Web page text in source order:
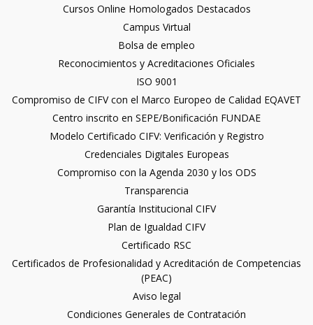
Cursos Online Homologados Destacados
Campus Virtual
Bolsa de empleo
Reconocimientos y Acreditaciones Oficiales
ISO 9001
Compromiso de CIFV con el Marco Europeo de Calidad EQAVET
Centro inscrito en SEPE/Bonificación FUNDAE
Modelo Certificado CIFV: Verificación y Registro
Credenciales Digitales Europeas
Compromiso con la Agenda 2030 y los ODS
Transparencia
Garantía Institucional CIFV
Plan de Igualdad CIFV
Certificado RSC
Certificados de Profesionalidad y Acreditación de Competencias
(PEAC)
Aviso legal
Condiciones Generales de Contratación